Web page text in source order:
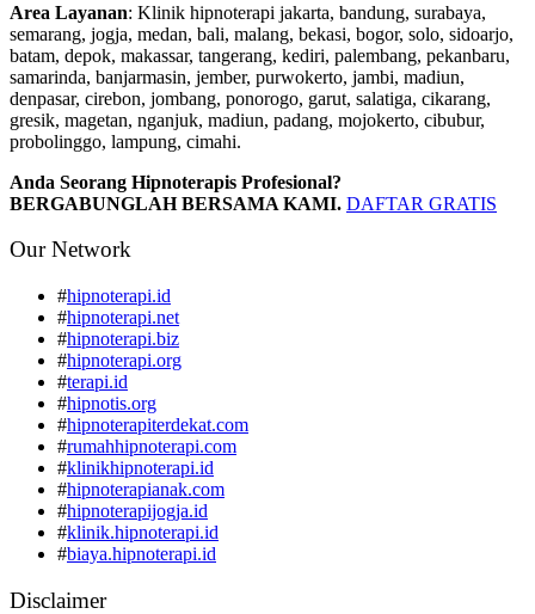
Area Layanan: Klinik hipnoterapi jakarta, bandung, surabaya,
semarang, jogja, medan, bali, malang, bekasi, bogor, solo, sidoarjo,
batam, depok, makassar, tangerang, kediri, palembang, pekanbaru,
samarinda, banjarmasin, jember, purwokerto, jambi, madiun,
denpasar, cirebon, jombang, ponorogo, garut, salatiga, cikarang,
gresik, magetan, nganjuk, madiun, padang, mojokerto, cibubur,
probolinggo, lampung, cimahi.
Anda Seorang Hipnoterapis Profesional?
BERGABUNGLAH BERSAMA KAMI. DAFTAR GRATIS
Our Network
#hipnoterapi.id
#hipnoterapi.net
#hipnoterapi.biz
#hipnoterapi.org
#terapi.id
#hipnotis.org
#hipnoterapiterdekat.com
#rumahhipnoterapi.com
#klinikhipnoterapi.id
#hipnoterapianak.com
#hipnoterapijogja.id
#klinik.hipnoterapi.id
#biaya.hipnoterapi.id
Disclaimer